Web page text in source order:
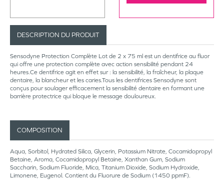
DESCRIPTION DU PRODUIT
Sensodyne Protection Complète Lot de 2 x 75 ml est un dentifrice au fluor
qui offre une protection complète avec action sensibilité pendant 24
heures.Ce dentifrice agit en effet sur : la sensibilité, la fraîcheur, la plaque
dentaire, la blancheur et les caries.Tous les dentifrices Sensodyne sont
conçus pour soulager efficacement la sensibilité dentaire en formant une
barrière protectrice qui bloque le message douloureux.
COMPOSITION
Aqua, Sorbitol, Hydrated Silica, Glycerin, Potassium Nitrate, Cocamidopropyl
Betaine, Aroma, Cocamidopropyl Betaine, Xanthan Gum, Sodium
Saccharin, Sodium Fluoride, Mica, Titanium Dioxide, Sodium Hydroxide,
Limonene, Eugenol. Contient du Fluorure de Sodium (1450 ppmF).